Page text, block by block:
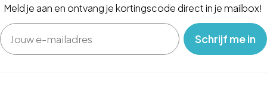
Meld je aan en ontvang je kortingscode direct in je mailbox!
Email
‎ ‎ ‎ Schrijf me in‎ ‎ ‎ ‎